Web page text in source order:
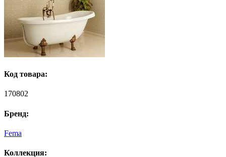
Код товара:
170802
Бренд:
Fema
Коллекция: